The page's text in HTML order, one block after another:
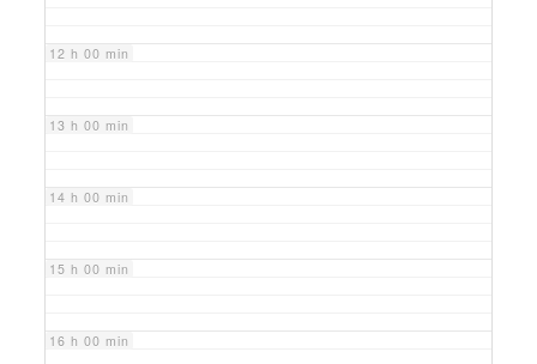
12 h 00 min
13 h 00 min
14 h 00 min
15 h 00 min
16 h 00 min